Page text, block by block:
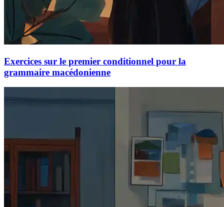
Exercices sur le premier conditionnel pour la
grammaire macédonienne